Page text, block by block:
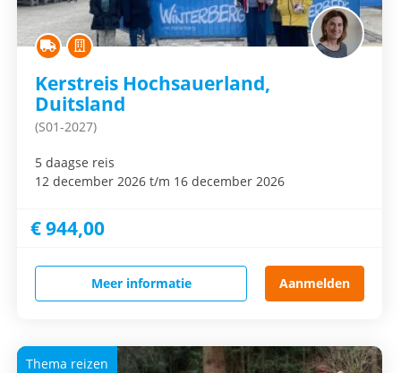
Kerstreis Hochsauerland,
Duitsland
(S01-2027)
5 daagse reis
12 december 2026 t/m 16 december 2026
€ 944,00
Meer informatie Aanmelden
Thema reizen